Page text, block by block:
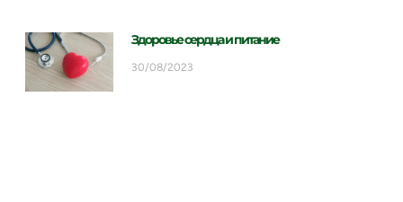
Здоровье сердца и питание
30/08/2023